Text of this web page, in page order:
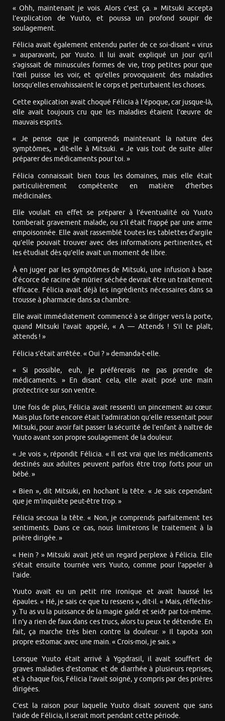
« Ohh, maintenant je vois. Alors c’est ça. » Mitsuki accepta
l’explication de Yuuto, et poussa un profond soupir de
soulagement.
Félicia avait également entendu parler de ce soi-disant « virus
» auparavant, par Yuuto. Il lui avait expliqué un jour qu’il
s’agissait de minuscules formes de vie, trop petites pour que
l’œil puisse les voir, et qu’elles provoquaient des maladies
lorsqu’elles envahissaient le corps et perturbaient les choses.
Cette explication avait choqué Félicia à l’époque, car jusque-là,
elle avait toujours cru que les maladies étaient l’œuvre de
mauvais esprits.
« Je pense que je comprends maintenant la nature des
symptômes, » dit-elle à Mitsuki. « Je vais tout de suite aller
préparer des médicaments pour toi. »
Félicia connaissait bien tous les domaines, mais elle était
particulièrement compétente en matière d’herbes
médicinales.
Elle voulait en effet se préparer à l’éventualité où Yuuto
tomberait gravement malade, ou s’il était frappé par une arme
empoisonnée. Elle avait rassemblé toutes les tablettes d’argile
qu’elle pouvait trouver avec des informations pertinentes, et
les étudiait dès qu’elle avait un moment de libre.
À en juger par les symptômes de Mitsuki, une infusion à base
d’écorce de racine de mûrier séchée devrait être un traitement
efficace. Félicia avait déjà les ingrédients nécessaires dans sa
trousse à pharmacie dans sa chambre.
Elle avait immédiatement commencé à se diriger vers la porte,
quand Mitsuki l’avait appelé, « A — Attends ! S’il te plaît,
attends ! »
Félicia s’était arrêtée. « Oui ? » demanda-t-elle.
« Si possible, euh, je préférerais ne pas prendre de
médicaments. » En disant cela, elle avait posé une main
protectrice sur son ventre.
Une fois de plus, Félicia avait ressenti un pincement au cœur.
Mais plus forte encore était l’admiration qu’elle ressentait pour
Mitsuki, pour avoir fait passer la sécurité de l’enfant à naître de
Yuuto avant son propre soulagement de la douleur.
« Je vois », répondit Félicia. « Il est vrai que les médicaments
destinés aux adultes peuvent parfois être trop forts pour un
bébé. »
« Bien », dit Mitsuki, en hochant la tête. « Je sais cependant
que je m’inquiète peut-être trop. »
Félicia secoua la tête. « Non, je comprends parfaitement tes
sentiments. Dans ce cas, nous limiterons le traitement à la
prière dirigée. »
« Hein ? » Mitsuki avait jeté un regard perplexe à Félicia. Elle
s’était ensuite tournée vers Yuuto, comme pour l’appeler à
l’aide.
Yuuto avait eu un petit rire ironique et avait haussé les
épaules. « Hé, je sais ce que tu ressens », dit-il. « Mais, réfléchis-
y. Tu as vu la puissance de la magie galdr et seiðr par toi-même.
Il n’y a rien de faux dans ces trucs, alors tu peux te détendre. En
fait, ça marche très bien contre la douleur. » Il tapota son
propre estomac avec une main. « Crois-moi, je sais. »
Lorsque Yuuto était arrivé à Yggdrasil, il avait souffert de
graves maladies d’estomac et de diarrhée à plusieurs reprises,
et à chaque fois, Félicia l’avait soigné, y compris par des prières
dirigées.
C’est la raison pour laquelle Yuuto disait souvent que sans
l’aide de Félicia, il serait mort pendant cette période.